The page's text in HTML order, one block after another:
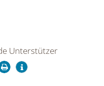
Unterstützer